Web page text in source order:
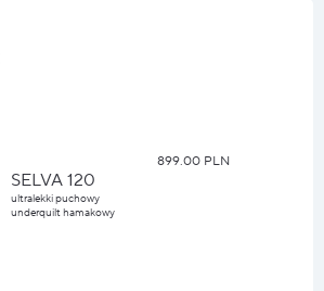
899.00 PLN
SELVA 120
ultralekki puchowy
underquilt hamakowy